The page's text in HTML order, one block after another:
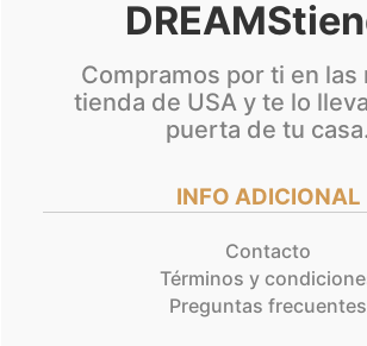
Compramos por ti en las
tienda de USA y te lo
puerta de tu casa.
INFO ADICIONAL
Contacto
Términos y
Preguntas frecuentes